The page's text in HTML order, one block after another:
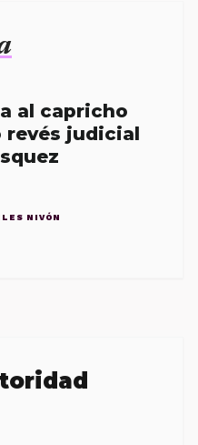
al capricho
revés judicial
NIVÓN